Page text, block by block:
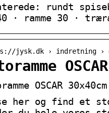
rundt
· ramme 30 ·
jysk.dk › indretning ›
OSCAR
her og find et